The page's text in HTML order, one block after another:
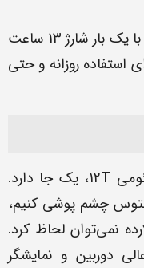
این گوشی در حالت استفاده سنگین، با یک بار شارژ 13 ساعت
استفاده روزانه و حتی
هرچه خوبان همه دارند، گوشی شیائومی 12T، یک جا دارد.
چشم پوشی کنیم،
نمی‌توان لحاظ کرد.
دوربین و نمایشگر